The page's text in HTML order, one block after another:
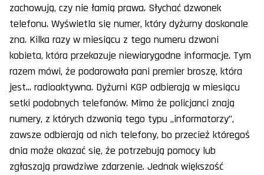
zachowują, czy nie łamią prawa. Słychać dzwonek
telefonu. Wyświetla się numer, który dyżurny doskonale
zna. Kilka razy w miesiącu z tego numeru dzwoni
kobieta, która przekazuje niewiarygodne informacje. Tym
razem mówi, że podarowała pani premier broszę, która
jest... radioaktywna. Dyżurni KGP odbierają w miesiącu
setki podobnych telefonów. Mimo że policjanci znają
numery, z których dzwonią tego typu „informatorzy”,
zawsze odbierają od nich telefony, bo przecież któregoś
dnia może okazać się, że potrzebują pomocy lub
zgłaszają prawdziwe zdarzenie. Jednak większość